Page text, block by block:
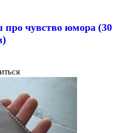
про чувство юмора (30